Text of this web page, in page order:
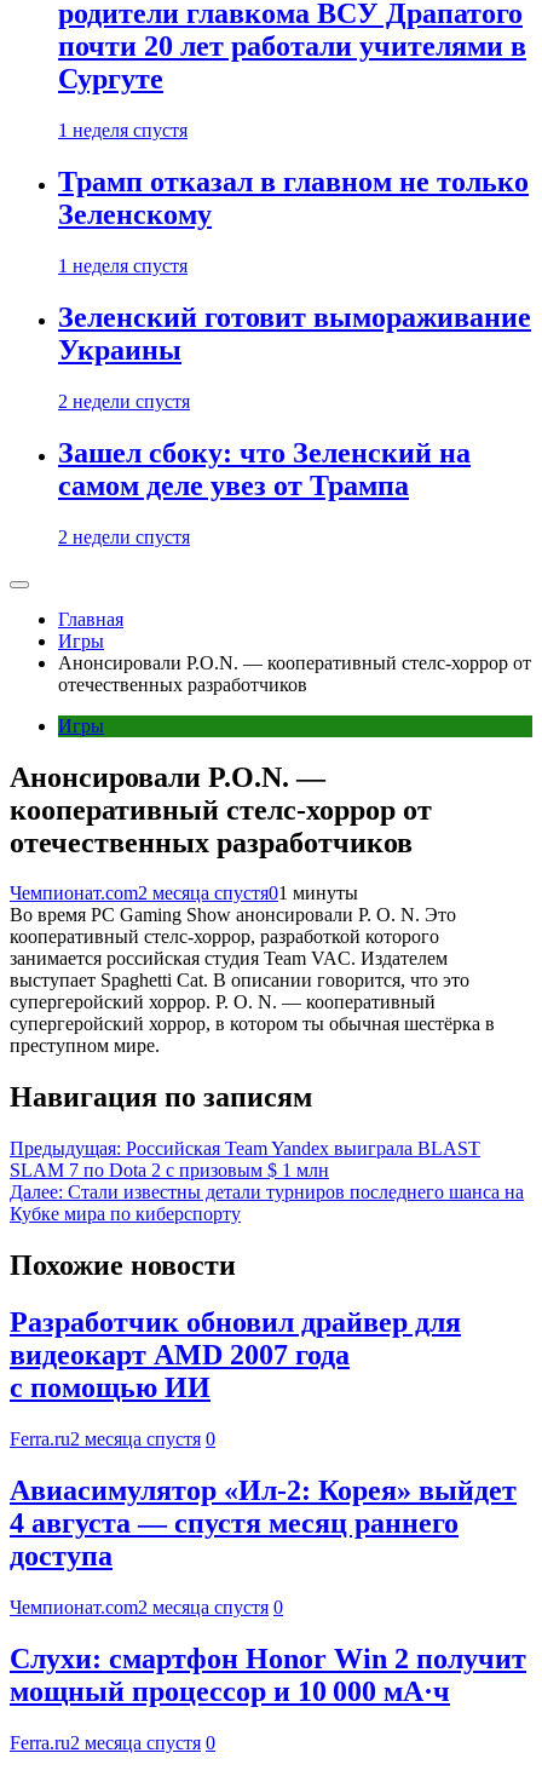
родители главкома ВСУ Драпатого
почти 20 лет работали учителями в
Сургуте
1 неделя спустя
Трамп отказал в главном не только
Зеленскому
1 неделя спустя
Зеленский готовит вымораживание
Украины
2 недели спустя
Зашел сбоку: что Зеленский на
самом деле увез от Трампа
2 недели спустя
Главная
Игры
Анонсировали P.O.N. — кооперативный стелс-хоррор от
отечественных разработчиков
Игры
Анонсировали P.O.N. —
кооперативный стелс-хоррор от
отечественных разработчиков
Чемпионат.com2 месяца спустя01 минуты
Во время PC Gaming Show анонсировали P. O. N. Это
кооперативный стелс-хоррор, разработкой которого
занимается российская студия Team VAC. Издателем
выступает Spaghetti Cat. В описании говорится, что это
супергеройский хоррор. P. O. N. — кооперативный
супергеройский хоррор, в котором ты обычная шестёрка в
преступном мире.
Навигация по записям
Предыдущая: Российская Team Yandex выиграла BLAST
SLAM 7 по Dota 2 с призовым $ 1 млн
Далее: Стали известны детали турниров последнего шанса на
Кубке мира по киберспорту
Похожие новости
Разработчик обновил драйвер для
видеокарт AMD 2007 года
с помощью ИИ
Ferra.ru2 месяца спустя 0
Авиасимулятор «Ил-2: Корея» выйдет
4 августа — спустя месяц раннего
доступа
Чемпионат.com2 месяца спустя 0
Слухи: смартфон Honor Win 2 получит
мощный процессор и 10 000 мА·ч
Ferra.ru2 месяца спустя 0